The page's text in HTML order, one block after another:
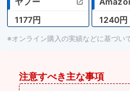
1177円
1240円
※オンライン購入の実績などに基づい
注意すべき主な事項